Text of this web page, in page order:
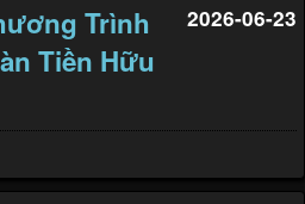
Trình
Tiền Hữu
2026-06-23